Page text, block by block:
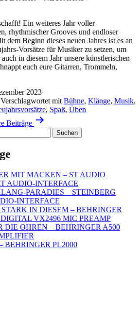
Ein weiteres Jahr voller
rhythmischer Grooves und endloser
dem Beginn dieses neuen Jahres ist es an
Vorsätze für Musiker zu setzen, um
in diesem Jahr unsere künstlerischen
euch eure Gitarren, Trommeln,
2023
Verschlagwortet mitBühne, Klänge, Musik,
, Spaß, Üben
Beiträge
MIT MACKEN – ST AUDIO
AUDIO-INTERFACE
PARADIES – STEINBERG
INTERFACE
IN DIESEM – BEHRINGER
VX2496 MIC PREAMP
DIE OHREN – BEHRINGER A500
BEHRINGER PL2000